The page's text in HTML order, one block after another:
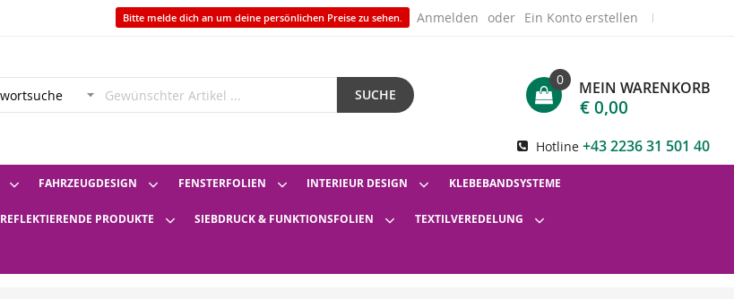
Bitte melde dich an um deine persönlichen Preise zu sehen. Anmelden Ein Konto erstellen
SUCHE MEIN WARENKORB
0
€ 0,00
Hotline +43 2236 31 501 40
FAHRZEUGDESIGN FENSTERFOLIEN INTERIEUR DESIGN KLEBEBANDSYSTEME
REFLEKTIERENDE PRODUKTE SIEBDRUCK & FUNKTIONSFOLIEN TEXTILVEREDELUNG